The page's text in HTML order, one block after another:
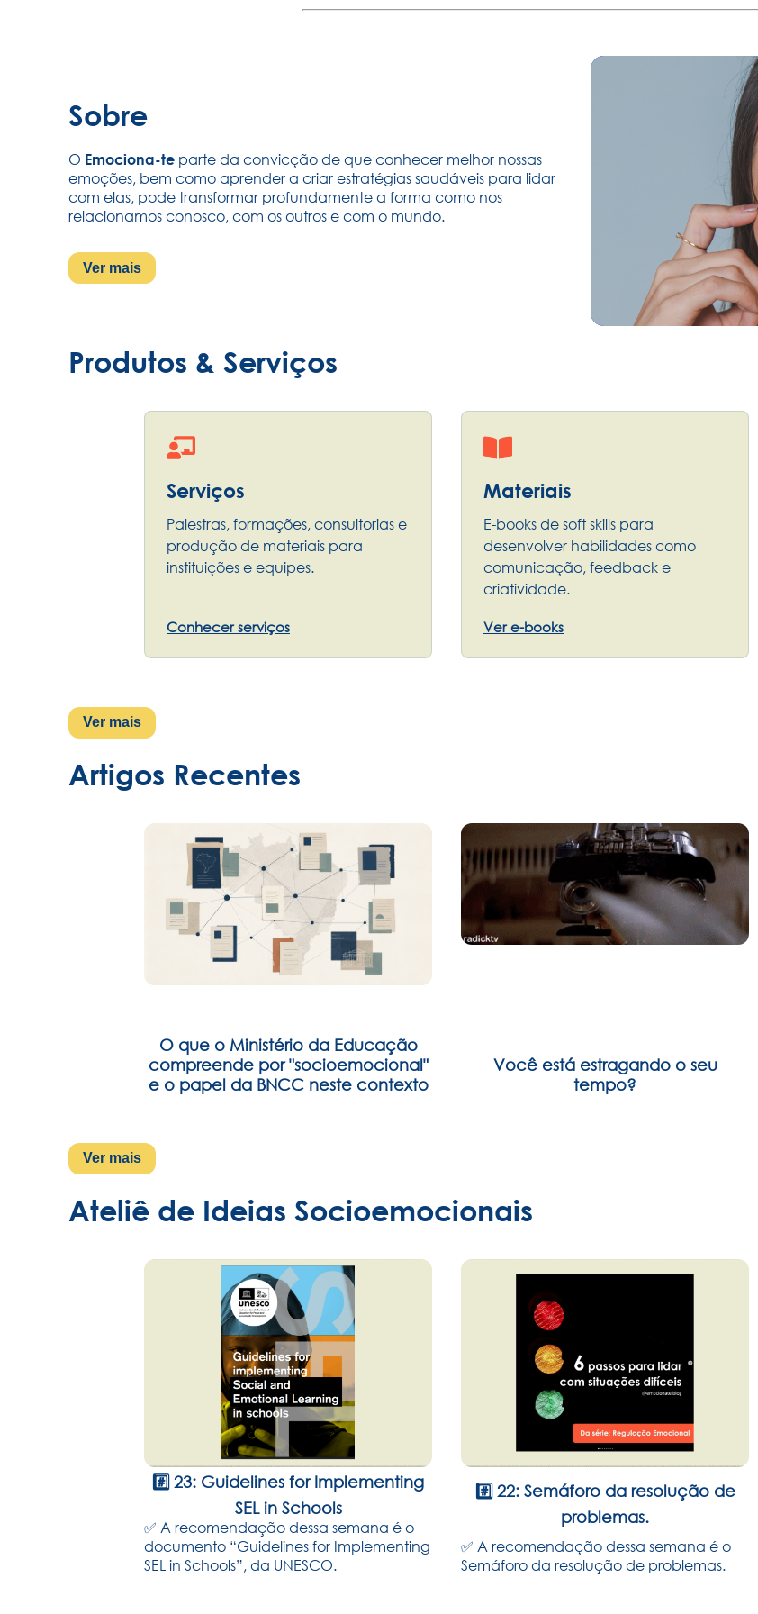
Sobre
O Emociona-te parte da convicção de que conhecer melhor nossas
emoções, bem como aprender a criar estratégias saudáveis para lidar
com elas, pode transformar profundamente a forma como nos
relacionamos conosco, com os outros e com o mundo.
Ver mais
Produtos & Serviços
Serviços
Palestras, formações, consultorias e
produção de materiais para
instituições e equipes.
Conhecer serviços
Materiais
E-books de soft skills para
desenvolver habilidades como
comunicação, feedback e
criatividade.
Ver e-books
Ver mais
Artigos Recentes
O que o Ministério da Educação
compreende por "socioemocional"
e o papel da BNCC neste contexto
Você está estragando o seu
tempo?
Ver mais
Ateliê de Ideias Socioemocionais
#️⃣ 23: Guidelines for Implementing
SEL in Schools
✅ A recomendação dessa semana é o
documento “Guidelines for Implementing
SEL in Schools”, da UNESCO.
#️⃣ 22: Semáforo da resolução de
problemas.
✅ A recomendação dessa semana é o
Semáforo da resolução de problemas.